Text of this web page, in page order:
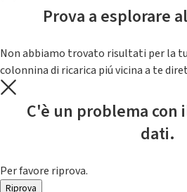
Prova a esplorare
Non abbiamo trovato risultati per la
colonnina di ricarica piú vicina a te
C'è un problema con
dati.
Per favore riprova.
Riprova